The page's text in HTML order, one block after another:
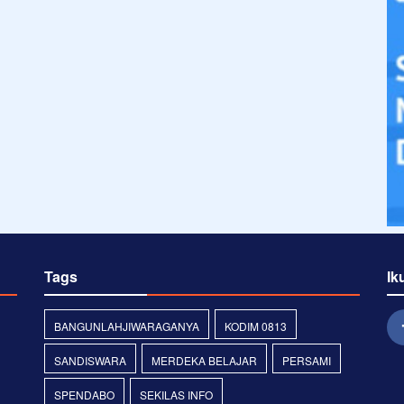
Tags
BANGUNLAHJIWARAGANYA KODIM 0813
SANDISWARA MERDEKA BELAJAR PERSAMI
SPENDABO SEKILAS INFO